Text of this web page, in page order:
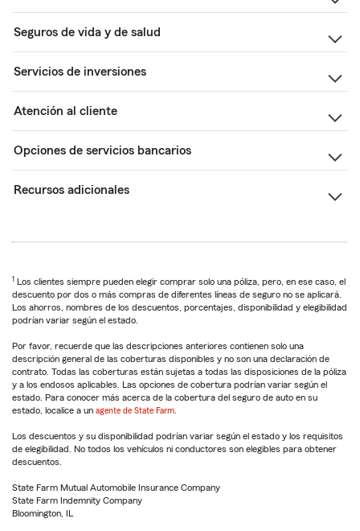
Seguros de vida y de salud
Servicios de inversiones
Atención al cliente
Opciones de servicios bancarios
Recursos adicionales
1 Los clientes siempre pueden elegir comprar solo una póliza, pero, en ese caso, el
descuento por dos o más compras de diferentes líneas de seguro no se aplicará.
Los ahorros, nombres de los descuentos, porcentajes, disponibilidad y elegibilidad
podrían variar según el estado.
Por favor, recuerde que las descripciones anteriores contienen solo una
descripción general de las coberturas disponibles y no son una declaración de
contrato. Todas las coberturas están sujetas a todas las disposiciones de la póliza
y a los endosos aplicables. Las opciones de cobertura podrían variar según el
estado. Para conocer más acerca de la cobertura del seguro de auto en su
estado, localice a un agente de State Farm
Los descuentos y su disponibilidad podrían variar según el estado y los requisitos
de elegibilidad. No todos los vehículos ni conductores son elegibles para obtener
descuentos.
State Farm Mutual Automobile Insurance Company
State Farm Indemnity Company
Bloomington, IL